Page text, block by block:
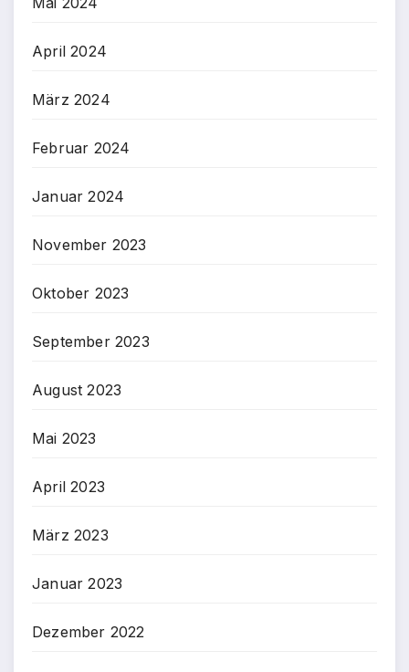
April 2024
März 2024
Februar 2024
Januar 2024
November 2023
Oktober 2023
September 2023
August 2023
Mai 2023
April 2023
März 2023
Januar 2023
Dezember 2022